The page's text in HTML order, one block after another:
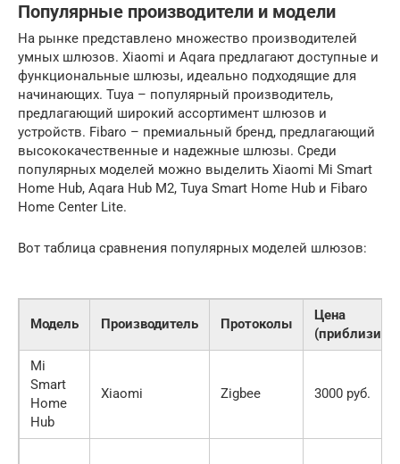
Популярные производители и модели
На рынке представлено множество производителей
умных шлюзов. Xiaomi и Aqara предлагают доступные и
функциональные шлюзы, идеально подходящие для
начинающих. Tuya – популярный производитель,
предлагающий широкий ассортимент шлюзов и
устройств. Fibaro – премиальный бренд, предлагающий
высококачественные и надежные шлюзы. Среди
популярных моделей можно выделить Xiaomi Mi Smart
Home Hub, Aqara Hub M2, Tuya Smart Home Hub и Fibaro
Home Center Lite.
Вот таблица сравнения популярных моделей шлюзов:
Модель Производитель Протоколы
Цена
Mi
Smart
Home
Hub
Xiaomi Zigbee 3000 руб.